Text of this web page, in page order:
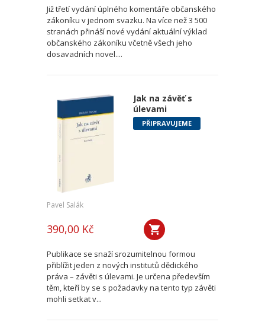
Již třetí vydání úplného komentáře občanského
zákoníku v jednom svazku. Na více než 3 500
stranách přináší nové vydání aktuální výklad
občanského zákoníku včetně všech jeho
dosavadních novel....
Jak na závěť s
úlevami
PŘIPRAVUJEME
Pavel Salák
390,00 Kč
Publikace se snaží srozumitelnou formou
přiblížit jeden z nových institutů dědického
práva – závěti s úlevami. Je určena především
těm, kteří by se s požadavky na tento typ závěti
mohli setkat v...